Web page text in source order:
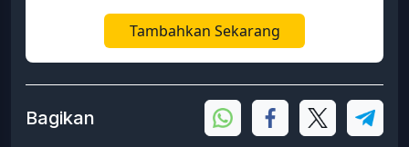
Tambahkan Sekarang
Bagikan